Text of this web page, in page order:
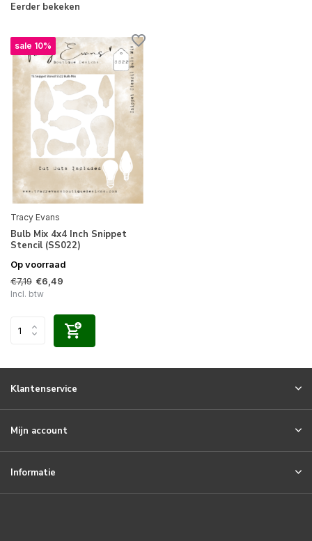
Eerder bekeken
sale 10%
Tracy Evans
Bulb Mix 4x4 Inch Snippet
Stencil (SS022)
Op voorraad
€7,19 €6,49
Incl. btw
Klantenservice
Mijn account
Informatie